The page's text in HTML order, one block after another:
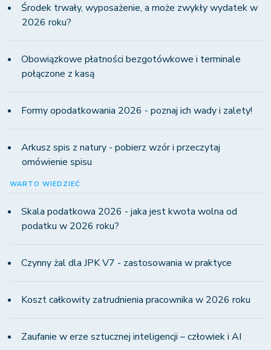
Środek trwały, wyposażenie, a może zwykły wydatek w
2026 roku?
Obowiązkowe płatności bezgotówkowe i terminale
połączone z kasą
Formy opodatkowania 2026 - poznaj ich wady i zalety!
Arkusz spis z natury - pobierz wzór i przeczytaj
omówienie spisu
WARTO WIEDZIEĆ
Skala podatkowa 2026 - jaka jest kwota wolna od
podatku w 2026 roku?
Czynny żal dla JPK V7 - zastosowania w praktyce
Koszt całkowity zatrudnienia pracownika w 2026 roku
Zaufanie w erze sztucznej inteligencji – człowiek i AI